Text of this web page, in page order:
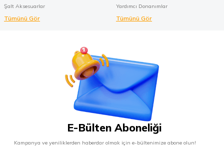
Şalt Aksesuarlar
Tümünü Gör
Yardımcı Donanımlar
Tümünü Gör
E-Bülten Aboneliği
Kampanya ve yeniliklerden haberdar olmak için e-bültenimize abone olun!